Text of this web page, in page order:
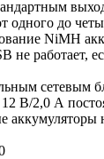
одного до
NiMH
не работает,
сетевым
В/2,0 А